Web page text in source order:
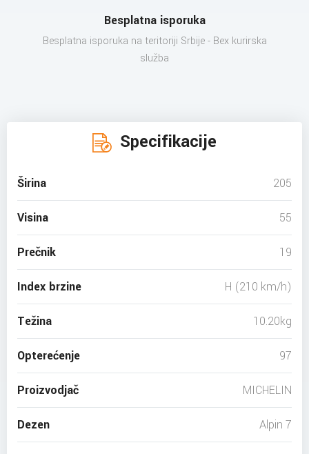
Besplatna isporuka
Besplatna isporuka na teritoriji Srbije - Bex kurirska
služba
Specifikacije
Širina 205
Visina 55
Prečnik 19
Index brzine H (210 km/h)
Težina 10.20kg
Opterećenje 97
Proizvodjač MICHELIN
Dezen Alpin 7